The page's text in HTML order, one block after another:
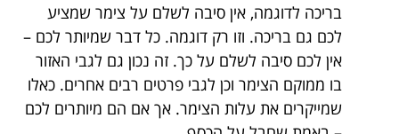
בריכה לדוגמה, אין סיבה לשלם על צימר שמציע
לכם גם בריכה. וזו רק דוגמה. כל דבר שמיותר לכם –
אין לכם סיבה לשלם על כך. זה נכון גם לגבי האזור
בו ממוקם הצימר וכן לגבי פרטים רבים אחרים. כאלו
שמייקרים את עלות הצימר. אך אם הם מיותרים לכם